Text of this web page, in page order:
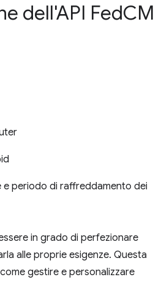
dell'API FedCM
e periodo di raffreddamento dei
in grado di perfezionare
alle proprie esigenze. Questa
gestire e personalizzare